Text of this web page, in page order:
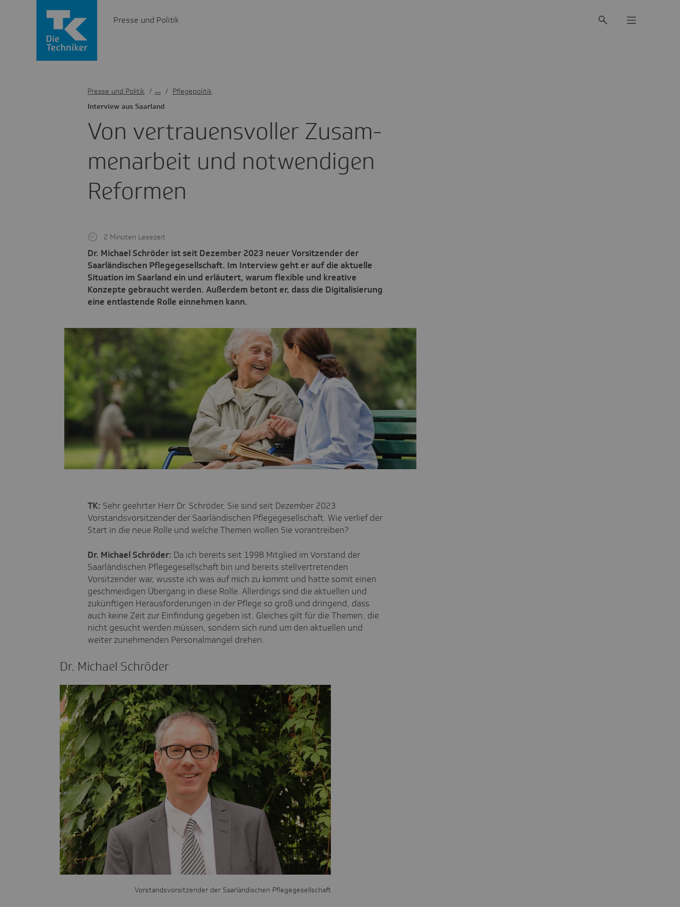
Presse und Politik
Von vertrau­ens­voller Zusam­
men­ar­beit und notwen­digen
Reformen
Inter­view aus Saar­land
Dr. Michael Schröder ist seit Dezember 2023 neuer Vorsitzender der
Saarländischen Pflegegesellschaft. Im Interview geht er auf die aktuelle
Situation im Saarland ein und erläutert, warum flexible und kreative
Konzepte gebraucht werden. Außerdem betont er, dass die Digitalisierung
eine entlastende Rolle einnehmen kann.
2 Minuten Lesezeit
Presse und Politik / Pflegepolitik
TK: Sehr geehrter Herr Dr. Schröder, Sie sind seit Dezember 2023
Vorstandsvorsitzender der Saarländischen Pflegegesellschaft. Wie verlief der
Start in die neue Rolle und welche Themen wollen Sie vorantreiben?
Dr. Michael Schröder: Da ich bereits seit 1998 Mitglied im Vorstand der
Saarländischen Pflegegesellschaft bin und bereits stellvertretenden
Vorsitzender war, wusste ich was auf mich zu kommt und hatte somit einen
geschmeidigen Übergang in diese Rolle. Allerdings sind die aktuellen und
zukünftigen Herausforderungen in der Pflege so groß und dringend, dass
auch keine Zeit zur Einfindung gegeben ist. Gleiches gilt für die Themen, die
nicht gesucht werden müssen, sondern sich rund um den aktuellen und
weiter zunehmenden Personalmangel drehen.
Dr. Michael Schröder
Vorstandsvorsitzender der Saarländischen Pflegegesellschaft